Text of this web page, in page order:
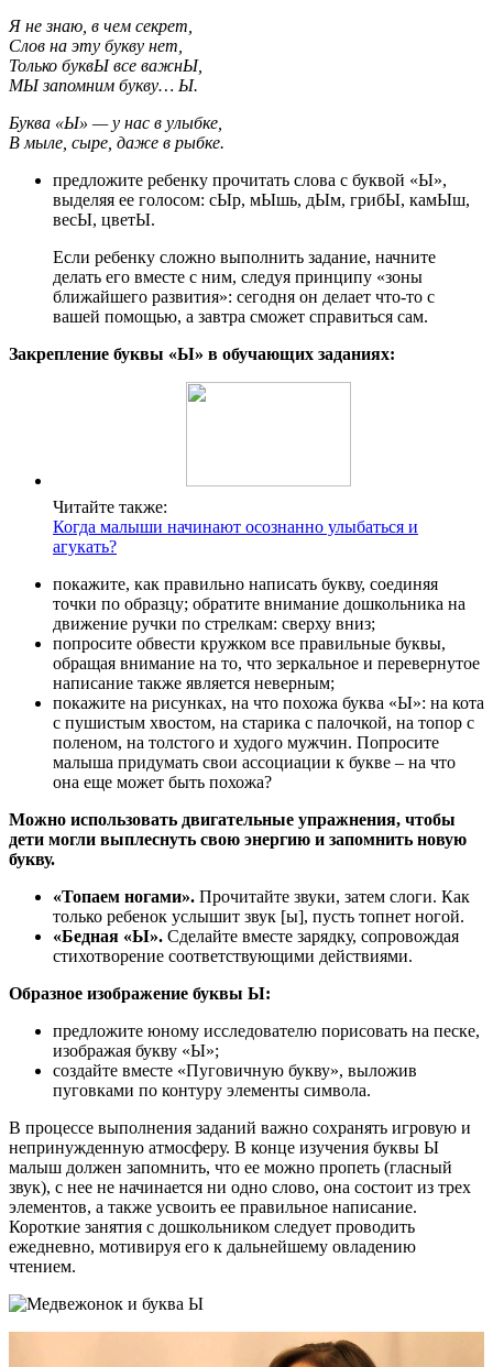
Я не знаю, в чем секрет,
Слов на эту букву нет,
Только буквЫ все важнЫ,
МЫ запомним букву… Ы.
Буква «Ы» — у нас в улыбке,
В мыле, сыре, даже в рыбке.
предложите ребенку прочитать слова с буквой «Ы»,
выделяя ее голосом: сЫр, мЫшь, дЫм, грибЫ, камЫш,
весЫ, цветЫ.
Если ребенку сложно выполнить задание, начните
делать его вместе с ним, следуя принципу «зоны
ближайшего развития»: сегодня он делает что-то с
вашей помощью, а завтра сможет справиться сам.
Закрепление буквы «Ы» в обучающих заданиях:
Читайте также:
Когда малыши начинают осознанно улыбаться и
агукать?
покажите, как правильно написать букву, соединяя
точки по образцу; обратите внимание дошкольника на
движение ручки по стрелкам: сверху вниз;
попросите обвести кружком все правильные буквы,
обращая внимание на то, что зеркальное и перевернутое
написание также является неверным;
покажите на рисунках, на что похожа буква «Ы»: на кота
с пушистым хвостом, на старика с палочкой, на топор с
поленом, на толстого и худого мужчин. Попросите
малыша придумать свои ассоциации к букве – на что
она еще может быть похожа?
Можно использовать двигательные упражнения, чтобы
дети могли выплеснуть свою энергию и запомнить новую
букву.
«Топаем ногами». Прочитайте звуки, затем слоги. Как
только ребенок услышит звук [ы], пусть топнет ногой.
«Бедная «Ы». Сделайте вместе зарядку, сопровождая
стихотворение соответствующими действиями.
Образное изображение буквы Ы:
предложите юному исследователю порисовать на песке,
изображая букву «Ы»;
создайте вместе «Пуговичную букву», выложив
пуговками по контуру элементы символа.
В процессе выполнения заданий важно сохранять игровую и
непринужденную атмосферу. В конце изучения буквы Ы
малыш должен запомнить, что ее можно пропеть (гласный
звук), с нее не начинается ни одно слово, она состоит из трех
элементов, а также усвоить ее правильное написание.
Короткие занятия с дошкольником следует проводить
ежедневно, мотивируя его к дальнейшему овладению
чтением.